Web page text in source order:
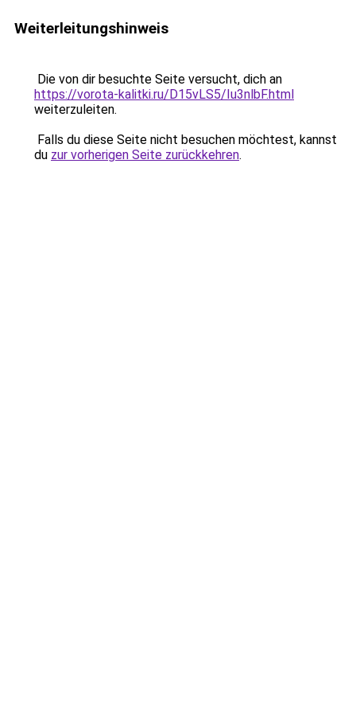
Weiterleitungshinweis
Die von dir besuchte Seite versucht, dich an
https://vorota-kalitki.ru/D15vLS5/Iu3nlbF.html
weiterzuleiten.
Falls du diese Seite nicht besuchen möchtest, kannst
du zur vorherigen Seite zurückkehren.